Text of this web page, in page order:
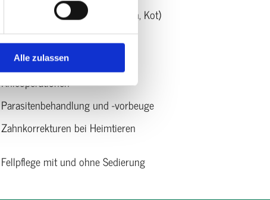
Alle zulassen
Laboruntersuchungen (Blut, Urin, Kot)
Ultraschall
Blutdruckmessungen
Knieoperationen
Parasitenbehandlung und -vorbeuge
Zahnkorrekturen bei Heimtieren
Fellpflege mit und ohne Sedierung